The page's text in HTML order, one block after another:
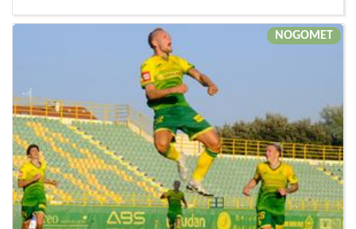
NOGOMET